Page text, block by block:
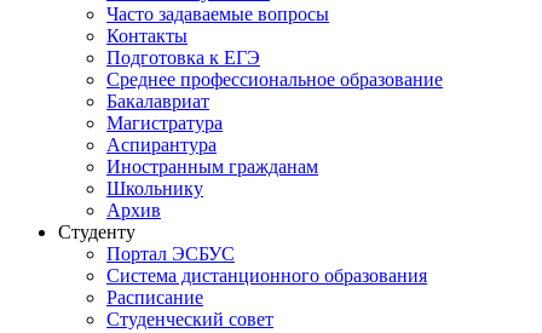
Часто задаваемые вопросы
Контакты
Подготовка к ЕГЭ
Среднее профессиональное образование
Бакалавриат
Магистратура
Аспирантура
Иностранным гражданам
Школьнику
Архив
Студенту
Портал ЭСБУС
Система дистанционного образования
Расписание
Студенческий совет